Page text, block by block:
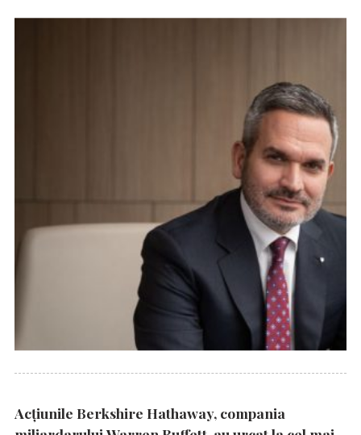
Acțiunile Berkshire Hathaway, compania